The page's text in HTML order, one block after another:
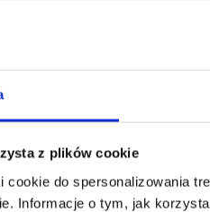
z plików cookie
do spersonalizowania
Informacje o tym, jak